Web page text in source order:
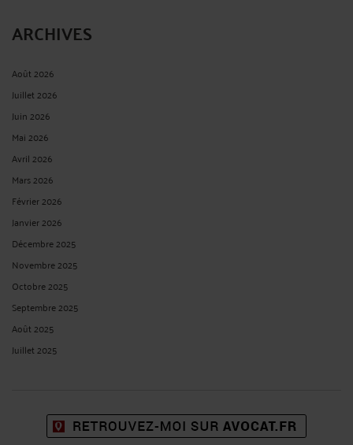
ARCHIVES
Août 2026
Juillet 2026
Juin 2026
Mai 2026
Avril 2026
Mars 2026
Février 2026
Janvier 2026
Décembre 2025
Novembre 2025
Octobre 2025
Septembre 2025
Août 2025
Juillet 2025